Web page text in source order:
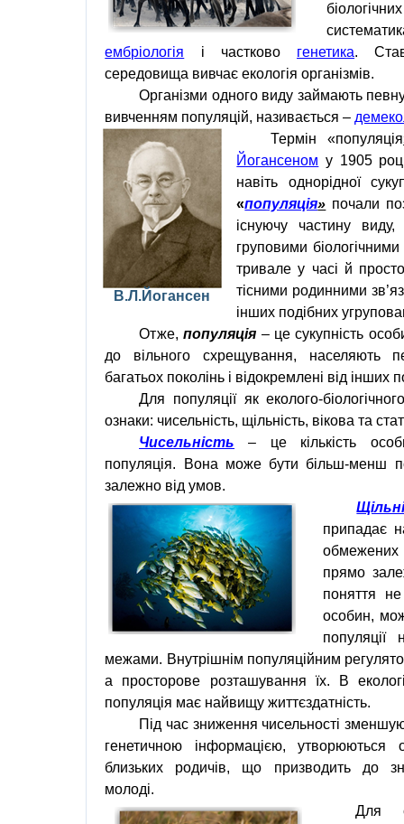
ембріологія і частково генетика.
середовища вивчає екологія організмів.
Організми одного виду займають
вивченням популяцій, називається –
В.Л.Йогансен
Термін «популяція
Йогансеном у 1905
навіть однорідної
«популяція» почали
існуючу частину виду,
груповими
тривале у часі й
тісними родинними
інших подібних
Отже,популяція – це сукупність
до вільного схрещування, населяють
багатьох поколінь і відокремлені від інших
Для популяції як еколого-
ознаки: чисельність, щільність, вікова та
Чисельність
– це кількість
популяція. Вона може бути більш-менш
залежно від умов.
припадає
обмежених
прямо
поняття не
особин,
популяції
межами. Внутрішнім популяційним
а просторове розташування їх. В
популяція має найвищу життєздатність.
Під час зниження чисельності
генетичною інформацією, утворюються
близьких родичів, що призводить до
молоді.
Для